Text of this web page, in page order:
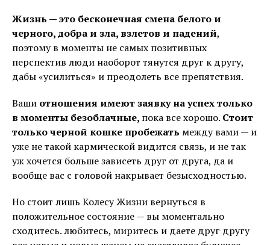
Жизнь — это бесконечная смена белого и
черного, добра и зла, взлетов и падений,
поэтому в моменты не самых позитивных
перспектив люди наоборот тянутся друг к другу,
дабы «усилиться» и преодолеть все препятствия.
Ваши отношения имеют заявку на успех только
в моменты безоблачные, пока все хорошо. Стоит
только черной кошке пробежать между вами — и
уже не такой кармической видится связь, и не так
уж хочется больше зависеть друг от друга, да и
вообще вас с головой накрывает безысходностью.
Но стоит лишь Колесу Жизни вернуться в
положительное состояние — вы моментально
сходитесь. любитесь, миритесь и даете друг другу